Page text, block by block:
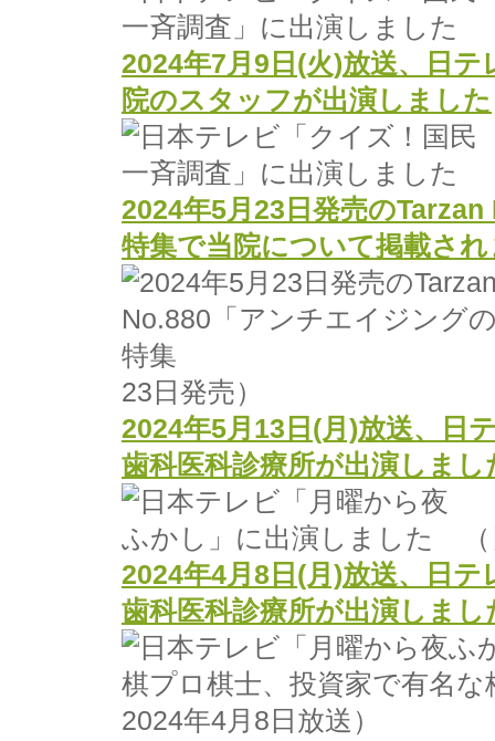
2024年7月9日(火)放送、日
院のスタッフが出演しました
2024年5月23日発売の
特集で当院について掲載さ
23日発売）
2024年5月13日(月)放送、日
歯科医科診療所が出演しまし
2024年4月8日(月)放送、日
歯科医科診療所が出演しまし
2024年4月8日放送）